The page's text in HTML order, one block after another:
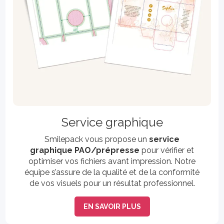
Service graphique
Smilepack vous propose un service
graphique PAO/prépresse pour vérifier et
optimiser vos fichiers avant impression. Notre
équipe s’assure de la qualité et de la conformité
de vos visuels pour un résultat professionnel.
EN SAVOIR PLUS